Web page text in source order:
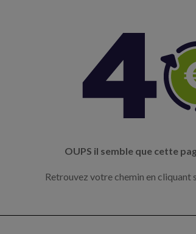
OUPS il semble que cette
Retrouvez votre chemin en cliquant